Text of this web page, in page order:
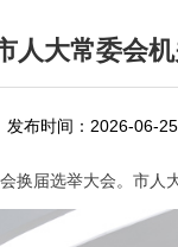
人大常委会
发布时间：2026-06-25
换届选举大会。市人